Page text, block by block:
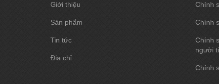
Giới thiệu
Sản phẩm
Tin tức
Địa chỉ
Chính
Chính
Chính
người
Chính